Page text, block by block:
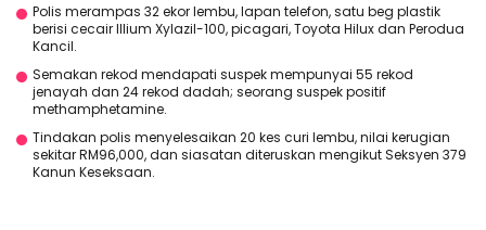
Polis merampas 32 ekor lembu, lapan telefon, satu beg plastik
berisi cecair Illium Xylazil-100, picagari, Toyota Hilux dan Perodua
Kancil.
Semakan rekod mendapati suspek mempunyai 55 rekod
jenayah dan 24 rekod dadah; seorang suspek positif
methamphetamine.
Tindakan polis menyelesaikan 20 kes curi lembu, nilai kerugian
sekitar RM96,000, dan siasatan diteruskan mengikut Seksyen 379
Kanun Keseksaan.